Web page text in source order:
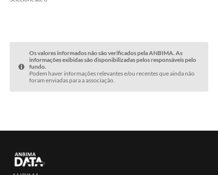
Os valores informados não são verificados pela ANBIMA. As
informações exibidas são disponibilizadas pelos responsáveis pelo
fundo.
Podem haver informações relevantes e/ou recentes que ainda não
foram enviadas para a associação.